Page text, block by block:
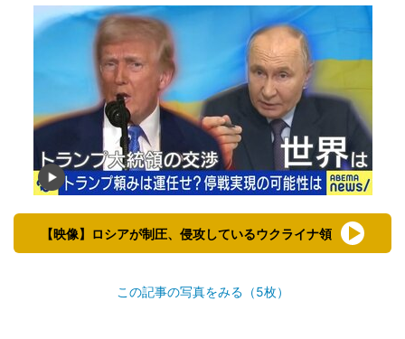
【映像】ロシアが制圧、侵攻しているウクライナ領
この記事の写真をみる（5枚）